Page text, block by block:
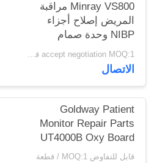
PRIVACY
POLICY
Minray VS800 مراقبة
المريض إصلاح أجزاء
NIBP وحدة صمام
مغناطيسي PN 630D-
30-09115
accept negotiation MOQ:1 قطع
الاتصال
Goldway Patient
Monitor Repair Parts
UT4000B Oxy Board
قابل للتفاوض MOQ:1 / قطعة